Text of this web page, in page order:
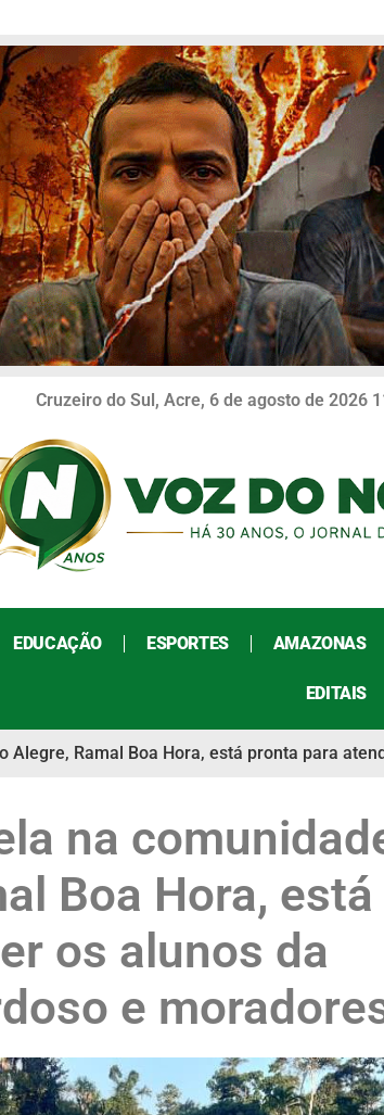
Cruzeiro do Sul, Acre, 6 de agosto de 2026
EDUCAÇÃO ESPORTES AMAZONAS
EDITAIS
Alegre, Ramal Boa Hora, está pronta para
na
Boa Hora, está
os alunos da
e